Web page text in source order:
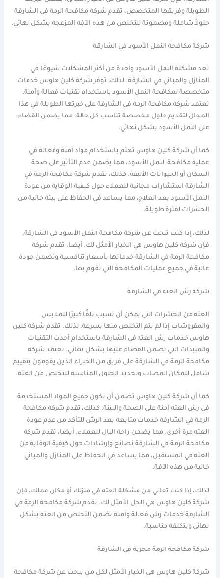
الطويلة وفريقها المتخصص، تقدم شركة مكافحة الرمة في الشارقة
حلولاً شاملة ومضمونة للتخلص من هذه الآفة المزعجة بشكل نهائي.
شركة مكافحة النمل الأسود في الشارقة
تعد مشكلة النمل الأسود واحدة من أكثر المشكلات شيوعًا في
المنازل والمباني في الشارقة. لذلك، توفر شركة كلين هاوس خدمات
متخصصة لمكافحة النمل الأسود باستخدام تقنيات فعالة وآمنة.
تعتمد شركة مكافحة الرمة في الشارقة على خبرتها الطويلة في هذا
المجال لتقديم حلول مخصصة تناسب كل حالة، مما يضمن القضاء
على النمل الأسود بشكل نهائي.
كما أن شركة كلين هاوس تهتم باستخدام مواد آمنة وفعالة في
عملية مكافحة النمل الأسود، مما يضمن عدم التأثير على صحة
السكان أو الحيوانات الأليفة. كذلك، تقدم شركة مكافحة الرمة في
الشارقة استشارات مجانية للعملاء حول كيفية الوقاية من عودة
النمل الأسود بعد العلاج، مما يساعد في الحفاظ على بيئة خالية من
الحشرات لفترة طويلة.
لذلك، إذا كنت تبحث عن شركة مكافحة النمل الأسود في الشارقة،
فإن شركة كلين هاوس هي الخيار الأمثل لك. أيضا، تقدم شركة
مكافحة الرمة في الشارقة خدماتها بأسعار تنافسية وتضمن جودة
عالية في جميع عمليات المكافحة التي تقوم بها.
شركة رش العته في الشارقة
العته من الحشرات التي يمكن أن تسبب تلفًا كبيرًا للملابس
والمفروشات إذا لم يتم التخلص منها بسرعة. لذلك، تقدم شركة كلين
هاوس خدمات رش العته في الشارقة باستخدام أحدث التقنيات
والمبيدات التي تضمن القضاء عليها بشكل نهائي. تعتمد شركة
مكافحة الرمة في الشارقة على فريق من الخبراء الذين يقومون بتقييم
شامل للمكان المصاب وتحديد الحلول المناسبة للتخلص من العته.
كما أن شركة كلين هاوس تضمن أن تكون جميع المواد المستخدمة
في رش العته آمنة على الصحة والبيئة. كذلك، تقدم شركة مكافحة
الرمة في الشارقة خدمات متابعة بعد الرش للتأكد من عدم عودة
العته مرة أخرى، مما يضمن راحة البال للعملاء. أيضا، تقدم شركة
مكافحة الرمة في الشارقة نصائح وإرشادات حول كيفية الوقاية من
العته في المستقبل، مما يساعد في الحفاظ على المنازل والمباني
خالية من هذه الآفة.
لذلك، إذا كنت تعاني من مشكلة العته في منزلك أو مكان عملك، فإن
شركة كلين هاوس هي الحل الأمثل لك. تقدم شركة مكافحة الرمة في
الشارقة خدمات رش فعالة وآمنة تضمن التخلص من العته بشكل
نهائي وبتكلفة مناسبة.
شركة مكافحة الرمة مجربة في الشارقة
شركة كلين هاوس هي الخيار الأمثل لكل من يبحث عن شركة مكافحة